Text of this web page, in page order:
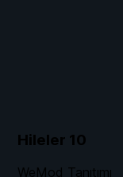
Hileler 10
WeMod Tanıtımı